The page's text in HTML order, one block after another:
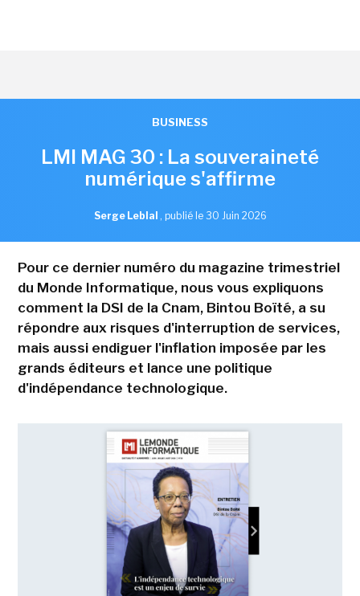
BUSINESS
LMI MAG 30 : La souveraineté
numérique s'affirme
Serge Leblal , publié le 30 Juin 2026
Pour ce dernier numéro du magazine trimestriel
du Monde Informatique, nous vous expliquons
comment la DSI de la Cnam, Bintou Boïté, a su
répondre aux risques d'interruption de services,
mais aussi endiguer l'inflation imposée par les
grands éditeurs et lance une politique
d'indépendance technologique.